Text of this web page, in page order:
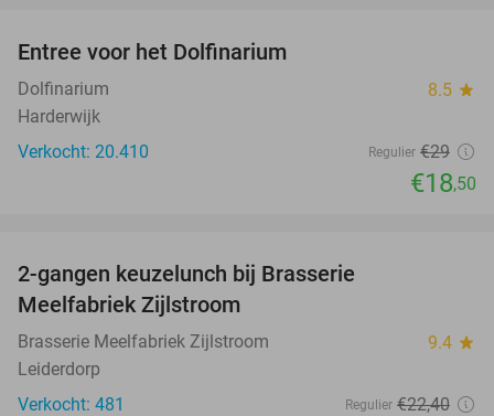
Entree voor het Dolfinarium
Dolfinarium 8.5 star
Harderwijk
Verkocht: 20.410
Regulier €29
€18,50
2-gangen keuzelunch bij Brasserie
Meelfabriek Zijlstroom
Brasserie Meelfabriek Zijlstroom 9.4 star
Leiderdorp
Verkocht: 481
Regulier €22,40